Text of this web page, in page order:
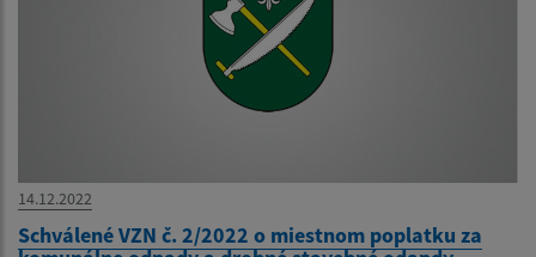
14.12.2022
Schválené VZN č. 2/2022 o miestnom poplatku za